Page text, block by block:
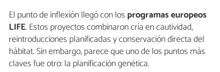
El punto de inflexión llegó con los programas europeos
LIFE. Estos proyectos combinaron cría en cautividad,
reintroducciones planificadas y conservación directa del
hábitat. Sin embargo, parece que uno de los puntos más
claves fue otro: la planificación genética.